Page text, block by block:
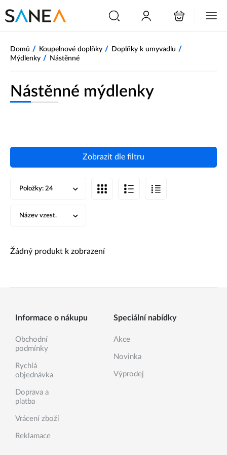
Domů / Koupelnové doplňky / Doplňky k umyvadlu /
Mýdlenky / Nástěnné
Nástěnné mýdlenky
Zobrazit dle filtru
Položky: 24
Název vzest.
Žádný produkt k zobrazení
Informace o nákupu
Obchodní
podmínky
Rychlá
objednávka
Doprava a
platba
Vrácení zboží
Reklamace
Speciální nabídky
Akce
Novinka
Výprodej